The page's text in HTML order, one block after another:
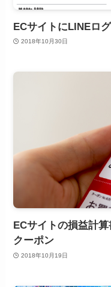
ECサイトにLINEロ
2018年10月30日
ECサイトの損益計
クーポン
2018年10月19日